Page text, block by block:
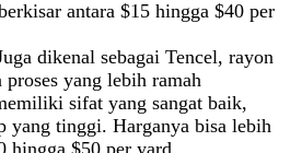
antara $15 hingga $40 per
dikenal sebagai Tencel, rayon
yang lebih ramah
sifat yang sangat baik,
yang tinggi. Harganya bisa lebih